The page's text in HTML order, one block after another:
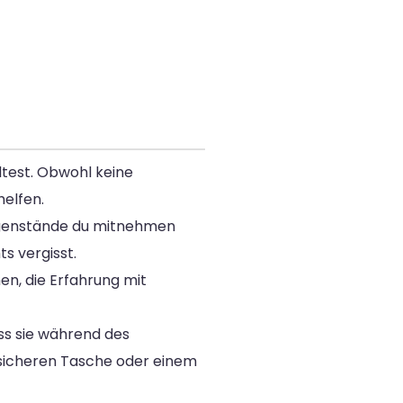
Obwohl keine
du mitnehmen
vergisst.
die Erfahrung mit
sie während des
Tasche oder einem